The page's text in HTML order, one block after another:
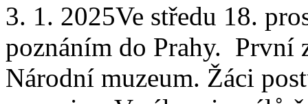
3. 1. 2025Ve středu 18.
poznáním do Prahy. První
Národní muzeum. Žáci